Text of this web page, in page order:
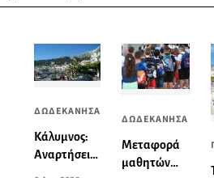
ΔΩΔΕΚΑΝΗΣΑ
Κάλυμνος:
Αναρτήσεις
ΔΩΔΕΚΑΝΗΣΑ
Mεταφορά
μαθητών